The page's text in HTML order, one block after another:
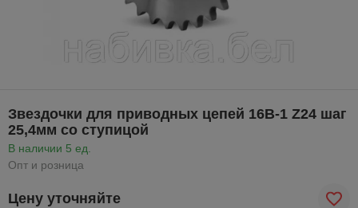
Звездочки для приводных цепей 16B-1 Z24 шаг
25,4мм со ступицой
В наличии 5 ед.
Опт и розница
Цену уточняйте